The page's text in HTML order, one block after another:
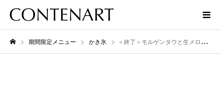
期間限定メニュー かき氷 ＜終了＞モルゲンタウと生メロンミルク｜2026年5月7日〜7月5日